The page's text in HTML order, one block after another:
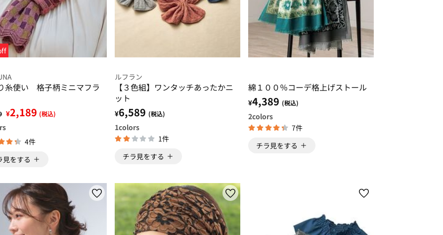
糸使い 格子柄ミニマフラ
¥2,189 (税込)
4件
見をする
ルフラン
【３色組】ワンタッチあったかニ
ット
¥6,589 (税込)
1colors
1件
チラ見をする
綿１００％コーデ格上げストール
¥4,389 (税込)
2colors
7件
チラ見をする